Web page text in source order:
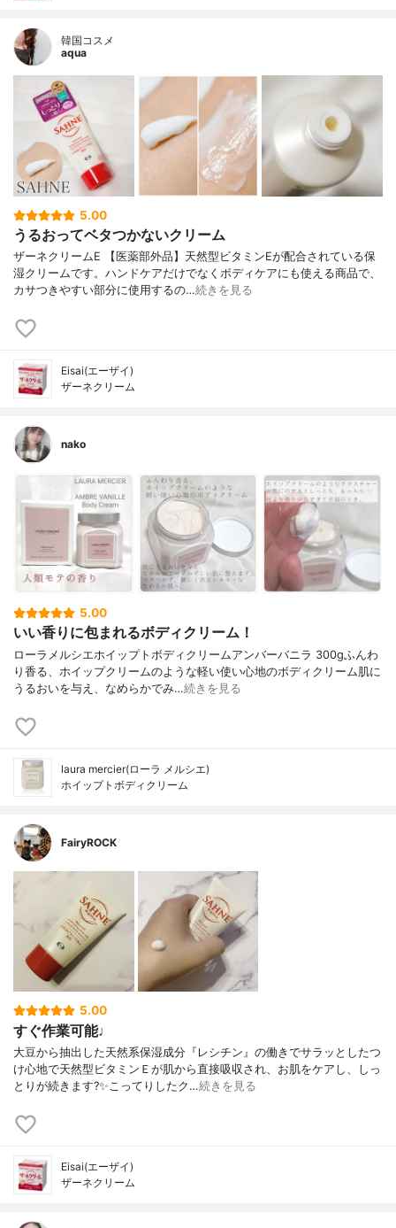
韓国コスメ
aqua
5.00
うるおってベタつかないクリーム
ザーネクリームE 【医薬部外品】天然型ビタミンEが配合されている保
湿クリームです。ハンドケアだけでなくボディケアにも使える商品で、
カサつきやすい部分に使用するの…続きを見る
Eisai(エーザイ)
ザーネクリーム
nako
5.00
いい香りに包まれるボディクリーム！
ローラメルシエホイップトボディクリームアンバーバニラ 300gふんわ
り香る、ホイップクリームのような軽い使い心地のボディクリーム肌に
うるおいを与え、なめらかでみ…続きを見る
laura mercier(ローラ メルシエ)
ホイップトボディクリーム
FairyROCK
5.00
すぐ作業可能♩
大豆から抽出した天然系保湿成分『レシチン』の働きでサラッとしたつ
け心地で天然型ビタミンＥが肌から直接吸収され、お肌をケアし、しっ
とりが続きます?✨こってりしたク…続きを見る
Eisai(エーザイ)
ザーネクリーム